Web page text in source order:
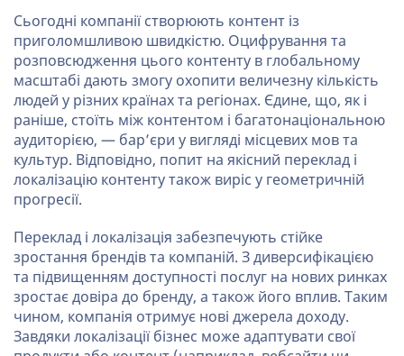
Сьогодні компанії створюють контент із
приголомшливою швидкістю. Оцифрування та
розповсюдження цього контенту в глобальному
масштабі дають змогу охопити величезну кількість
людей у різних країнах та регіонах. Єдине, що, як і
раніше, стоїть між контентом і багатонаціональною
аудиторією, — бар’єри у вигляді місцевих мов та
культур. Відповідно, попит на якісний переклад і
локалізацію контенту також виріс у геометричній
прогресії.
Переклад і локалізація забезпечують стійке
зростання брендів та компаній. З диверсифікацією
та підвищенням доступності послуг на нових ринках
зростає довіра до бренду, а також його вплив. Таким
чином, компанія отримує нові джерела доходу.
Завдяки локалізації бізнес може адаптувати свої